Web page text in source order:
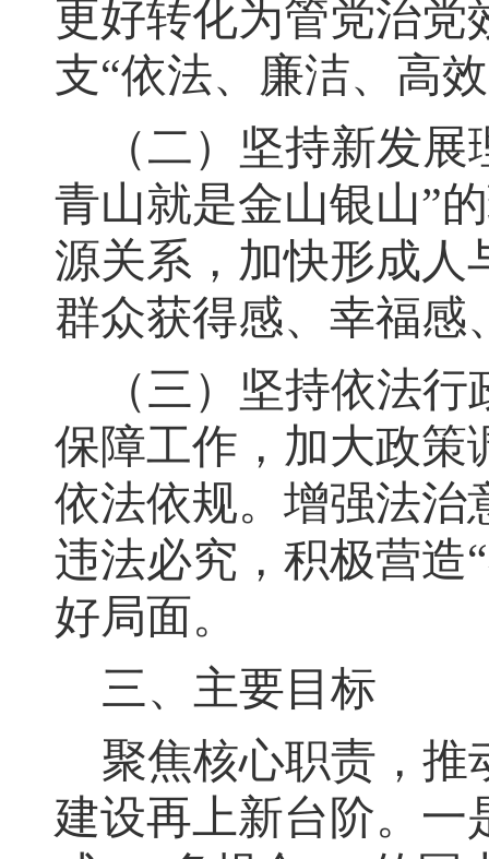
更好转化为管党治党
支“依法、廉洁、高
（二）坚持新发展
青山就是金山银山”
源关系，加快形成人
群众获得感、幸福感
（三）坚持依法行
保障工作 ， 加大政策
依法依规。增强法治
违法必究，积极营造“
好局面。
三、主要目标
聚焦核心职责 ， 推
建设再上新台阶。 一